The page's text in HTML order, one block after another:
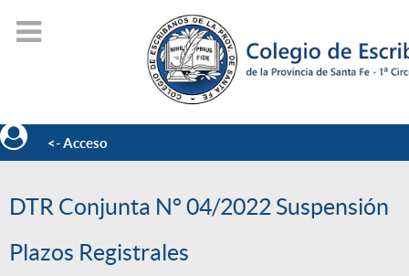
<- Acceso
DTR Conjunta N° 04/2022 Suspensión
Plazos Registrales